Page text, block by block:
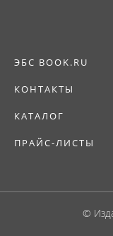
ЭБС BOOK.RU
КОНТАКТЫ
КАТАЛОГ
ПРАЙС-ЛИСТЫ
©